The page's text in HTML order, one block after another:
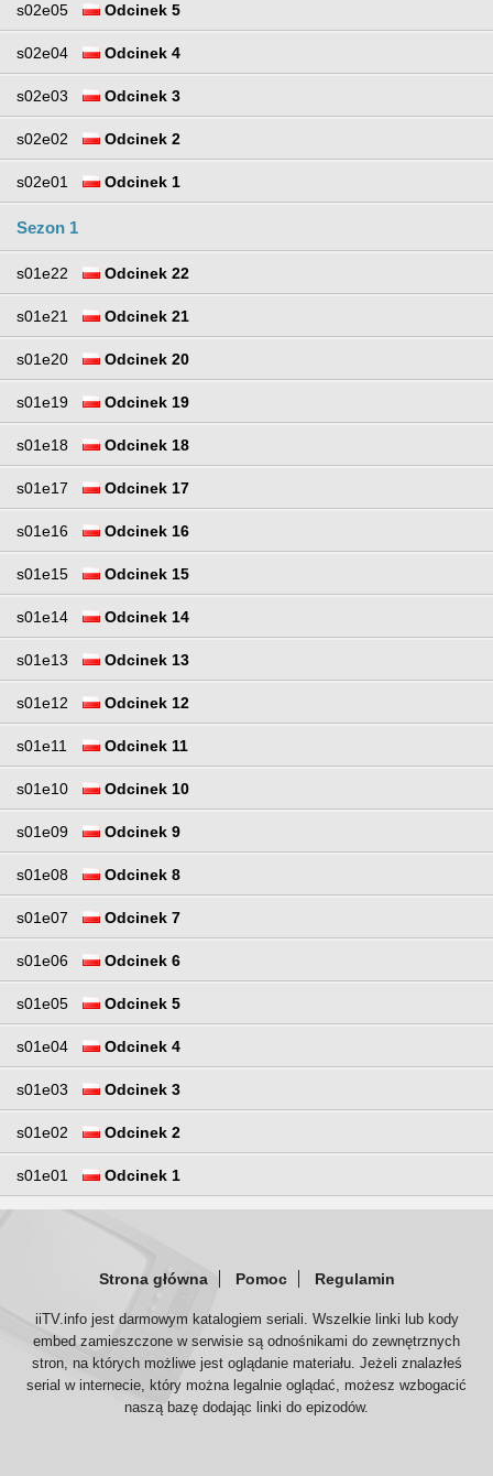
s02e05 Odcinek 5
s02e04 Odcinek 4
s02e03 Odcinek 3
s02e02 Odcinek 2
s02e01 Odcinek 1
Sezon 1
s01e22 Odcinek 22
s01e21 Odcinek 21
s01e20 Odcinek 20
s01e19 Odcinek 19
s01e18 Odcinek 18
s01e17 Odcinek 17
s01e16 Odcinek 16
s01e15 Odcinek 15
s01e14 Odcinek 14
s01e13 Odcinek 13
s01e12 Odcinek 12
s01e11 Odcinek 11
s01e10 Odcinek 10
s01e09 Odcinek 9
s01e08 Odcinek 8
s01e07 Odcinek 7
s01e06 Odcinek 6
s01e05 Odcinek 5
s01e04 Odcinek 4
s01e03 Odcinek 3
s01e02 Odcinek 2
s01e01 Odcinek 1
Strona główna Pomoc Regulamin
iiTV.info jest darmowym katalogiem seriali. Wszelkie linki lub kody
embed zamieszczone w serwisie są odnośnikami do zewnętrznych
stron, na których możliwe jest oglądanie materiału. Jeżeli znalazłeś
serial w internecie, który można legalnie oglądać, możesz wzbogacić
naszą bazę dodając linki do epizodów.